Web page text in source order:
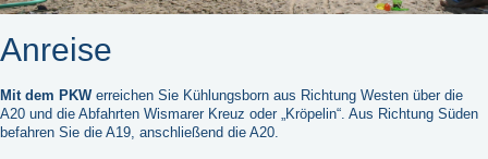
Anreise
Mit dem PKWerreichen Sie Kühlungsborn aus Richtung Westen über die
A20 und die Abfahrten Wismarer Kreuz oder „Kröpelin“. Aus Richtung Süden
befahren Sie die A19, anschließend die A20.